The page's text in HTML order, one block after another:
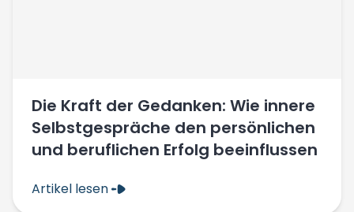
Die Kraft der Gedanken: Wie innere
Selbstgespräche den persönlichen
und beruflichen Erfolg beeinflussen
Artikel lesen